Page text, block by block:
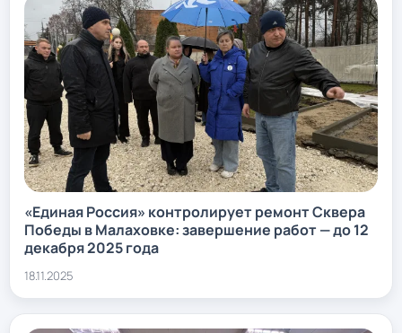
«Единая Россия» контролирует ремонт Сквера
Победы в Малаховке: завершение работ — до 12
декабря 2025 года
18.11.2025